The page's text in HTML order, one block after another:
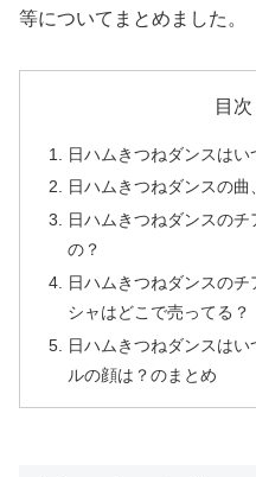
等についてまとめました。
目次
日ハムきつねダンスは
日ハムきつねダンスの曲
日ハムきつねダンスの
の？
日ハムきつねダンスの
シャはどこで売ってる？
日ハムきつねダンスは
ルの顔は？のまとめ